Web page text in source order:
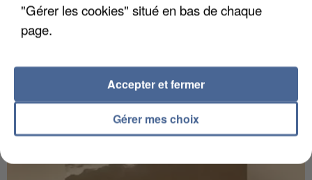
"Gérer les cookies" situé en bas de chaque
page.
Gérer mes choix
Accepter et fermer